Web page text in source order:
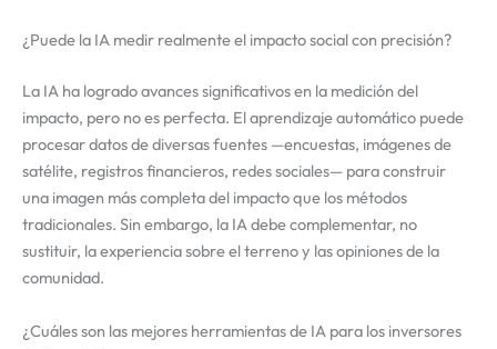
¿Puede la IA medir realmente el impacto social con precisión?
La IA ha logrado avances significativos en la medición del
impacto, pero no es perfecta. El aprendizaje automático puede
procesar datos de diversas fuentes —encuestas, imágenes de
satélite, registros financieros, redes sociales— para construir
una imagen más completa del impacto que los métodos
tradicionales. Sin embargo, la IA debe complementar, no
sustituir, la experiencia sobre el terreno y las opiniones de la
comunidad.
¿Cuáles son las mejores herramientas de IA para los inversores